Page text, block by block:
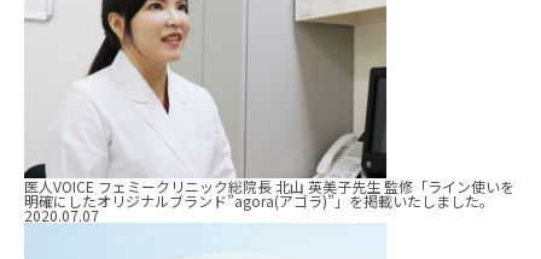
医人VOICE フェミークリニック総院長 北山 英美子先生 監修「ライン使いを
明確にしたオリジナルブランド”agora(アゴラ)”」を掲載いたしました。
2020.07.07